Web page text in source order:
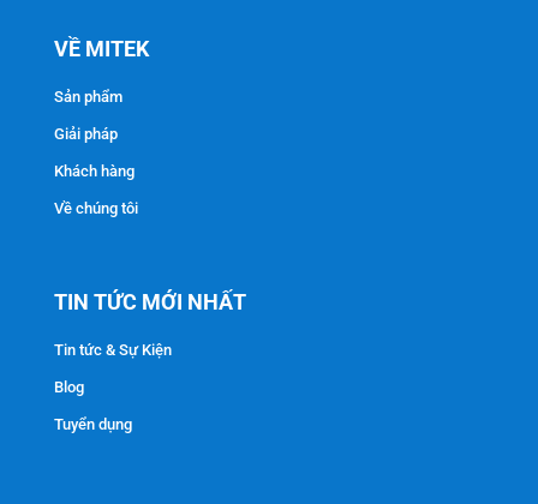
VỀ MITEK
Sản phẩm
Giải pháp
Khách hàng
Về chúng tôi
TIN TỨC MỚI NHẤT
Tin tức & Sự Kiện
Blog
Tuyển dụng